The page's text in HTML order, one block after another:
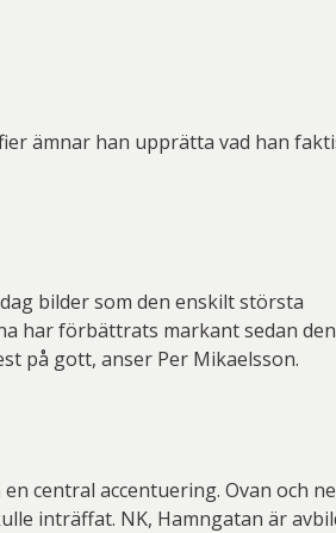
ämnar han upprätta vad han
bilder som den enskilt största
har förbättrats markant sedan den
på gott, anser Per Mikaelsson.
central accentuering. Ovan och
inträffat. NK, Hamngatan är